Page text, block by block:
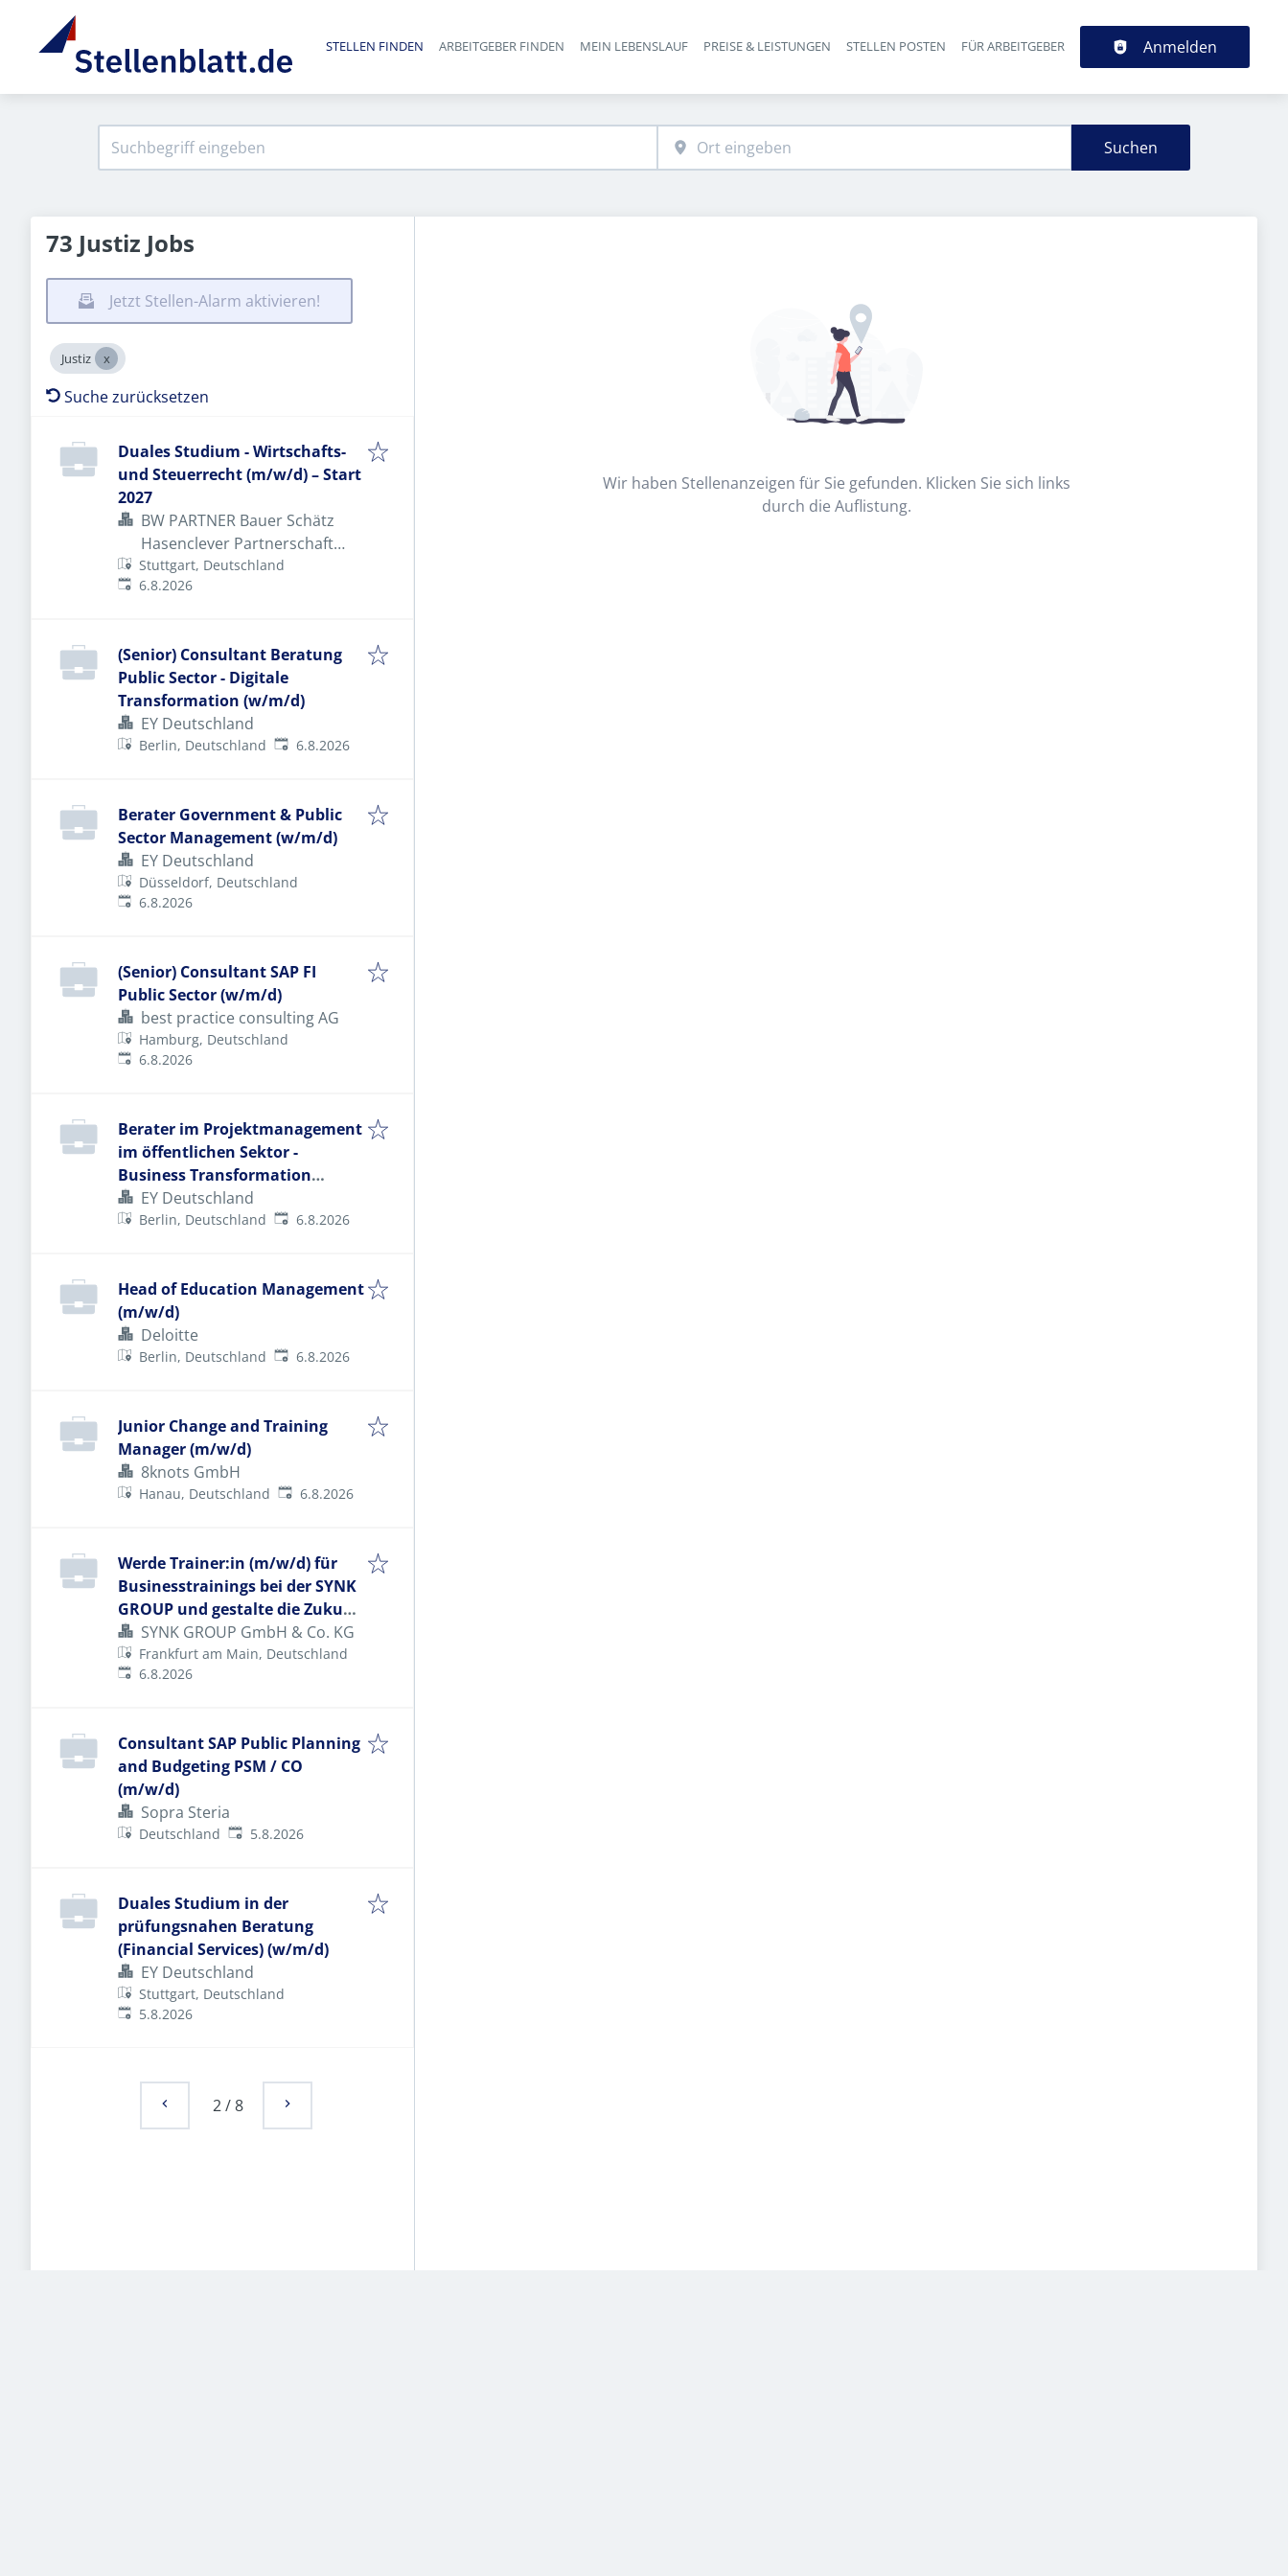
Haupt-Navigation
STELLEN FINDEN ARBEITGEBER FINDEN MEIN LEBENSLAUF PREISE & LEISTUNGEN STELLEN POSTEN FÜR ARBEITGEBER Anmelden
Suchen
73 Justiz Jobs
Jetzt Stellen-Alarm aktivieren!
Justiz
Suche zurücksetzen
Duales Studium - Wirtschafts-
und Steuerrecht (m/w/d) – Start
2027
BW PARTNER Bauer Schätz
Hasenclever Partnerschaft
Wirtschaftsprüfungsgesellsch
Stuttgart, Deutschland
Veröffentlicht
6.8.2026
(Senior) Consultant Beratung
Public Sector - Digitale
Transformation (w/m/d)
EY Deutschland
Berlin, Deutschland Veröffentlicht
6.8.2026
Berater Government & Public
Sector Management (w/m/d)
EY Deutschland
Düsseldorf, Deutschland
Veröffentlicht
6.8.2026
(Senior) Consultant SAP FI
Public Sector (w/m/d)
best practice consulting AG
Hamburg, Deutschland
Veröffentlicht
6.8.2026
Berater im Projektmanagement
im öffentlichen Sektor -
Business Transformation
(w/m/d)
EY Deutschland
Berlin, Deutschland Veröffentlicht
6.8.2026
Head of Education Management
(m/w/d)
Deloitte
Berlin, Deutschland Veröffentlicht
6.8.2026
Junior Change and Training
Manager (m/w/d)
8knots GmbH
Hanau, Deutschland Veröffentlicht
6.8.2026
Werde Trainer:in (m/w/d) für
Businesstrainings bei der SYNK
GROUP und gestalte die Zukunft
von Leadership & Change!
SYNK GROUP GmbH & Co. KG
Frankfurt am Main, Deutschland
Veröffentlicht
6.8.2026
Consultant SAP Public Planning
and Budgeting PSM / CO
(m/w/d)
Sopra Steria
Deutschland Veröffentlicht
5.8.2026
Duales Studium in der
prüfungsnahen Beratung
(Financial Services) (w/m/d)
EY Deutschland
Stuttgart, Deutschland
Veröffentlicht
5.8.2026
2/8
Wir haben Stellenanzeigen für Sie gefunden. Klicken Sie sich links
durch die Auflistung.